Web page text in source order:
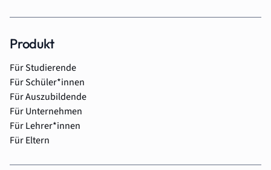
Produkt
Für Studierende
Für Schüler*innen
Für Auszubildende
Für Unternehmen
Für Lehrer*innen
Für Eltern